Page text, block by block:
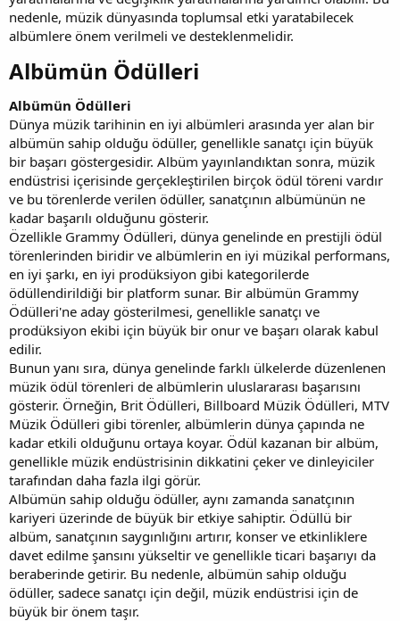
nedenle, müzik dünyasında toplumsal etki yaratabilecek
albümlere önem verilmeli ve desteklenmelidir.
Albümün Ödülleri​
Albümün Ödülleri
Dünya müzik tarihinin en iyi albümleri arasında yer alan bir
albümün sahip olduğu ödüller, genellikle sanatçı için büyük
bir başarı göstergesidir. Albüm yayınlandıktan sonra, müzik
endüstrisi içerisinde gerçekleştirilen birçok ödül töreni vardır
ve bu törenlerde verilen ödüller, sanatçının albümünün ne
kadar başarılı olduğunu gösterir.
Özellikle Grammy Ödülleri, dünya genelinde en prestijli ödül
törenlerinden biridir ve albümlerin en iyi müzikal performans,
en iyi şarkı, en iyi prodüksiyon gibi kategorilerde
ödüllendirildiği bir platform sunar. Bir albümün Grammy
Ödülleri'ne aday gösterilmesi, genellikle sanatçı ve
prodüksiyon ekibi için büyük bir onur ve başarı olarak kabul
edilir.
Bunun yanı sıra, dünya genelinde farklı ülkelerde düzenlenen
müzik ödül törenleri de albümlerin uluslararası başarısını
gösterir. Örneğin, Brit Ödülleri, Billboard Müzik Ödülleri, MTV
Müzik Ödülleri gibi törenler, albümlerin dünya çapında ne
kadar etkili olduğunu ortaya koyar. Ödül kazanan bir albüm,
genellikle müzik endüstrisinin dikkatini çeker ve dinleyiciler
tarafından daha fazla ilgi görür.
Albümün sahip olduğu ödüller, aynı zamanda sanatçının
kariyeri üzerinde de büyük bir etkiye sahiptir. Ödüllü bir
albüm, sanatçının saygınlığını artırır, konser ve etkinliklere
davet edilme şansını yükseltir ve genellikle ticari başarıyı da
beraberinde getirir. Bu nedenle, albümün sahip olduğu
ödüller, sadece sanatçı için değil, müzik endüstrisi için de
büyük bir önem taşır.